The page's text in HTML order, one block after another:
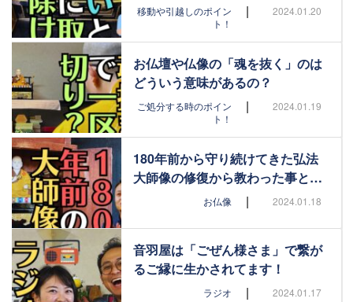
移動や引越しのポイン
ト！
| 2024.01.20
お仏壇や仏像の「魂を抜く」のは
どういう意味があるの？
ご処分する時のポイン
ト！
| 2024.01.19
180年前から守り続けてきた弘法
大師像の修復から教わった事と…
お仏像 | 2024.01.18
音羽屋は「ごぜん様さま」で繋が
るご縁に生かされてます！
ラジオ | 2024.01.17